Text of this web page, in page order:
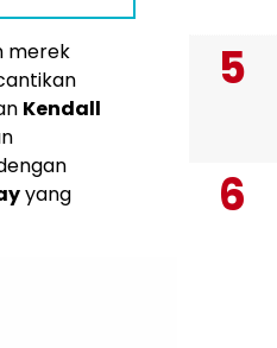
merek
Kendall
yang